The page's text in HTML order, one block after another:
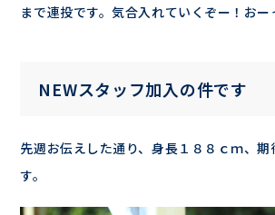
まで連投です。気合入れていくぞー！おー
NEWスタッフ加入の件です
先週お伝えした通り、身長１８８ｃｍ、期
す。